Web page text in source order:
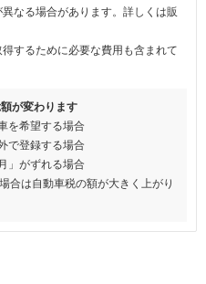
なる場合があります。詳しくは販
するために必要な費用も含まれて
が変わります
を希望する場合
で登録する場合
」がずれる場合
合は自動車税の額が大きく上がり